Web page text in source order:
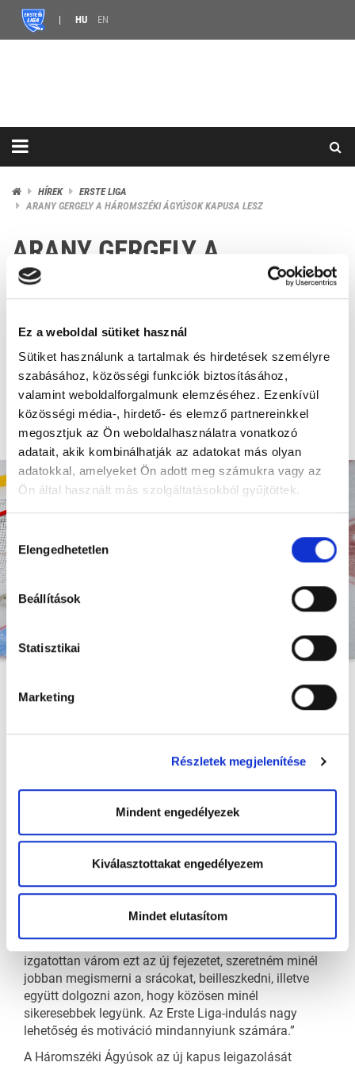
Ez a weboldal sütiket használ
Sütiket használunk a tartalmak és hirdetések személyre
szabásához, közösségi funkciók biztosításához,
valamint weboldalforgalmunk elemzéséhez. Ezenkívül
közösségi média-, hirdető- és elemző partnereinkkel
megosztjuk az Ön weboldalhasználatra vonatkozó
adatait, akik kombinálhatják az adatokat más olyan
adatokkal, amelyeket Ön adott meg számukra vagy az
Ön által használt más szolgáltatásokból gyűjtöttek.
Hozzájárulás
kiválasztása
Elengedhetetlen
Beállítások
Statisztikai
Marketing
Részletek megjelenítése
Mindent engedélyezek
Kiválasztottakat engedélyezem
Mindet elutasítom
HU EN
HÍREK
ERSTE LIGA
ARANY GERGELY A HÁROMSZÉKI ÁGYÚSOK KAPUSA LESZ
ARANY GERGELY A
HÁROMSZÉKI ÁGYÚSOK
MEGOSZTÁS
Az Erste Liga újonca leigazolta a ferencvárosiak
korábbi kapusát.
A Háromszéki Ágyúsok bejelentette Arany Gergely
szerződtetését. Az Erste Liga-újonc együttes új hálóőre
fehérekkel, továbbá 2020-ban megkapta az év
idényben nem lépett jégre az akkor már az osztrák
ligában szereplő csapatban.
Arany az új klubja közösségi oldalán elmondta: „Nagy
örömmel tölt el, hogy egy olyan új kihívás részese
lehetek, mint a Háromszéki Ágyúsok. Eddigi felnőtt
pályafutásom során összesen két csapatban
játszottam, ebből nyolc évet a Ferencvárosnál
együtt, amiért nagyon hálás vagyok. Most viszont
izgatottan várom ezt az új fejezetet, szeretném minél
jobban megismerni a srácokat, beilleszkedni, illetve
együtt dolgozni azon, hogy közösen minél
sikeresebbek legyünk. Az Erste Liga-indulás nagy
lehetőség és motiváció mindannyiunk számára.”
A Háromszéki Ágyúsok az új kapus leigazolását